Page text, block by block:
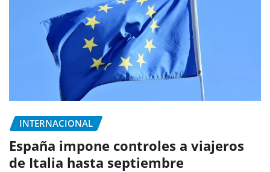
INTERNACIONAL
España impone controles a viajeros
de Italia hasta septiembre